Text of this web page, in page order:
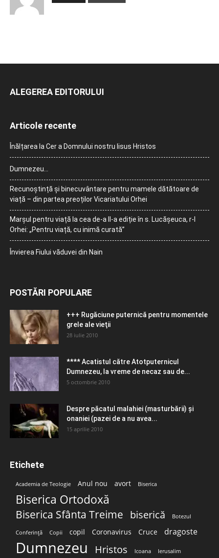
ALEGEREA EDITORULUI
Articole recente
Înălțarea la Cer a Domnului nostru Iisus Hristos
Dumnezeu…
Recunoștință și binecuvântare pentru mamele dătătoare de
viață – din partea preoților Vicariatului Orhei
Marșul pentru viață la cea de-a II-a ediție în s. Lucășeuca, r-l
Orhei: „Pentru viață, cu inimă curată”
Învierea Fiului văduvei din Nain
POSTĂRI POPULARE
+++ Rugăciune puternică pentru momentele
grele ale vieţii
28 iulie 2010
**** Acatistul către Atotputernicul
Dumnezeu, la vreme de necaz sau de...
5 octombrie 2010
Despre păcatul malahiei (masturbării) şi
onaniei (pazei de a nu avea...
15 aprilie 2010
Etichete
Academia de Teologie Anul nou avort Biserica
Biserica Ortodoxă
Biserica Sfânta Treime biserică Botezul
Conferință Copii copil Coronavirus Cruce dragoste
Dumnezeu Hristos Icoana Ierusalim